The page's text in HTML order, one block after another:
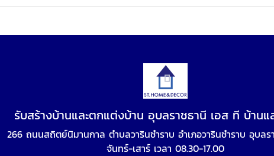
รับสร้างบ้านและตกแต่งบ้าน อุบลราชธานี เอส ที บ้าน
266 ถนนสถิตย์นิมานกาล ตำบลวารินชำราบ อำเภอวารินชำราบ อุบลร
จันทร์-เสาร์ เวลา 08.30-17.00